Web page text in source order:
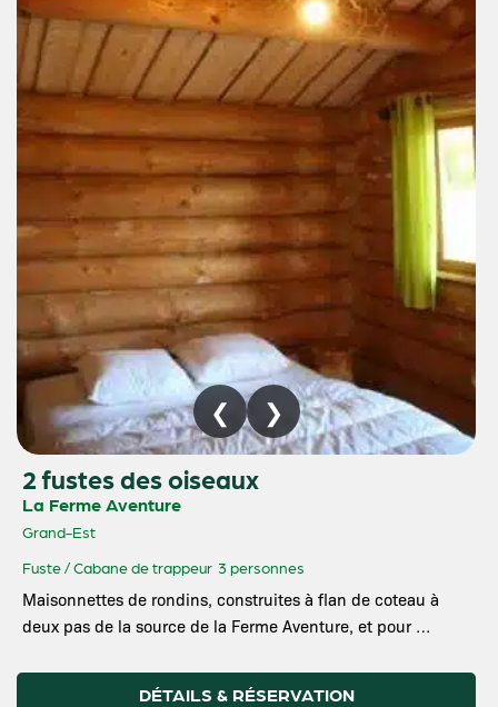
2 fustes des oiseaux
La Ferme Aventure
Grand-Est
Fuste / Cabane de trappeur 3 personnes
Maisonnettes de rondins, construites à flan de coteau à
deux pas de la source de la Ferme Aventure, et pour …
DÉTAILS & RÉSERVATION